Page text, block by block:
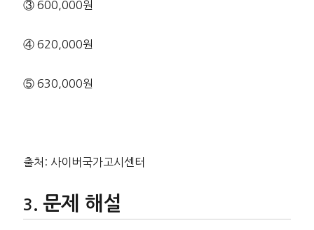
③ 600,000원
④ 620,000원
⑤ 630,000원
출처: 사이버국가고시센터
문제 해설